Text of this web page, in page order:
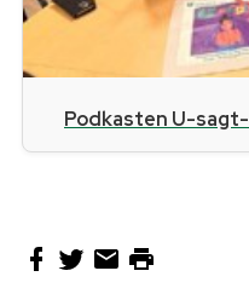
Podkasten U-